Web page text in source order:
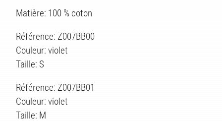
Matière: 100 % coton
Référence: Z007BB00
Couleur: violet
Taille: S
Référence: Z007BB01
Couleur: violet
Taille: M